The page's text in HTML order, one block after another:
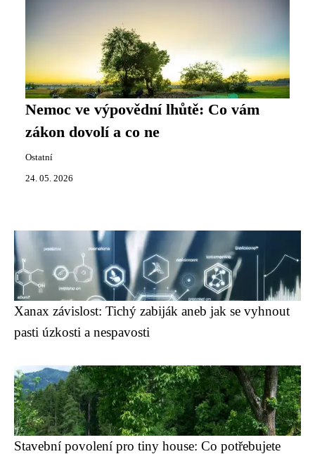
Nemoc ve výpovědní lhůtě: Co vám
zákon dovolí a co ne
Ostatní
24. 05. 2026
Xanax závislost: Tichý zabiják aneb jak se vyhnout
pasti úzkosti a nespavosti
Stavební povolení pro tiny house: Co potřebujete